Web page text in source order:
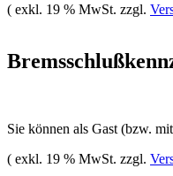
( exkl. 19 % MwSt. zzgl.
Sie können als Gast (bzw.
( exkl. 19 % MwSt. zzgl.